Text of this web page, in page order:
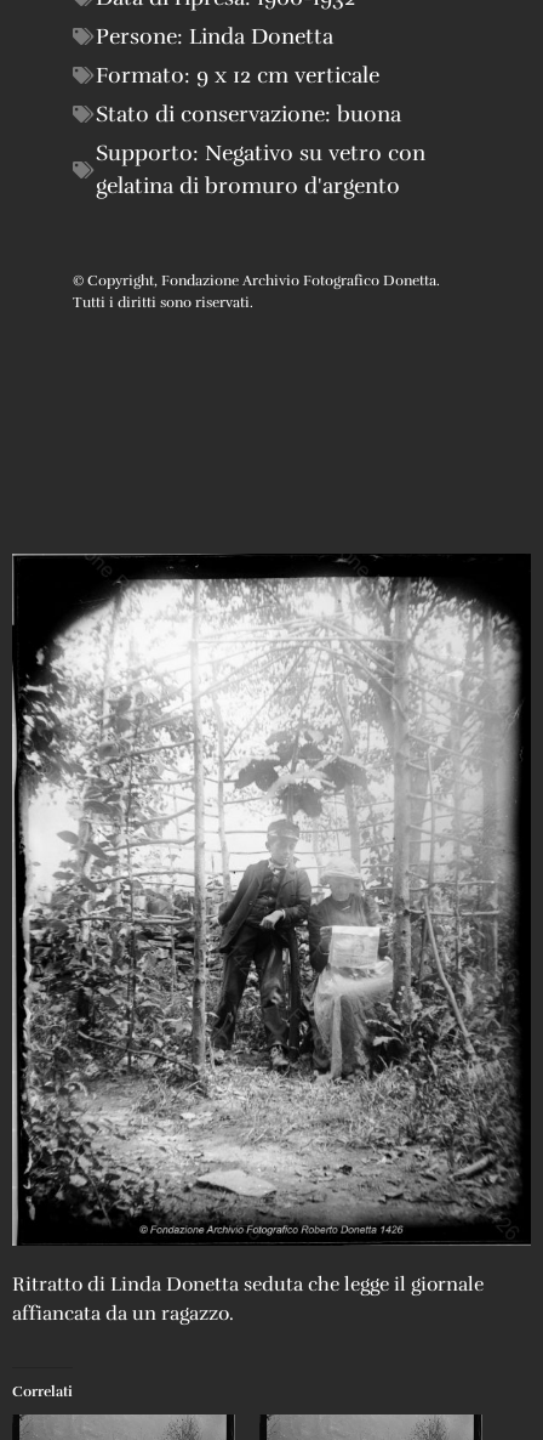
Ritratto di Linda Donetta seduta che legge il giornale
affiancata da un ragazzo.
Correlati
Persone: Linda Donetta
Formato: 9 x 12 cm verticale
Stato di conservazione: buona
Supporto: Negativo su vetro con
gelatina di bromuro d'argento
© Copyright, Fondazione Archivio Fotografico Donetta.
Tutti i diritti sono riservati.